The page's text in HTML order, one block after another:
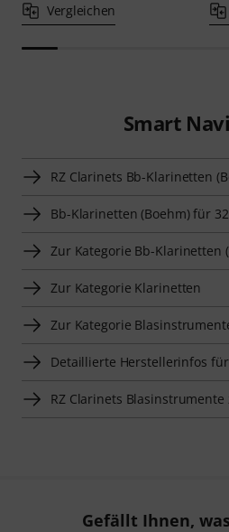
Vergleichen
Smart
RZ Clarinets Bb-Klarinetten
Bb-Klarinetten (Boehm) für
Zur Kategorie Bb-Klarinetten
Zur Kategorie Klarinetten
Zur Kategorie
Detaillierte Herstellerinfos für
RZ Clarinets
Gefällt Ihnen,